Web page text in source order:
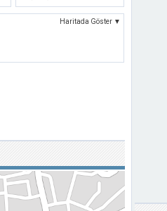
Haritada Göster ▼